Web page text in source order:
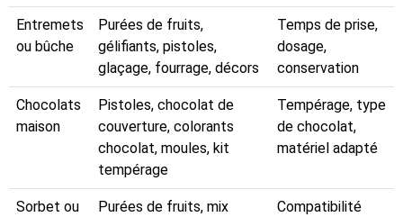
Entremets
ou bûche
Purées de fruits,
gélifiants, pistoles,
glaçage, fourrage, décors
Temps de prise,
dosage,
conservation
Chocolats
maison
Pistoles, chocolat de
couverture, colorants
chocolat, moules, kit
tempérage
Tempérage, type
de chocolat,
matériel adapté
Sorbet ou
Purées de fruits, mix
Compatibilité